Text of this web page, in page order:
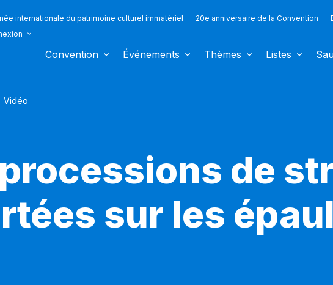
internationale du patrimoine culturel immatériel 20e anniversaire de la Convention
Convention Événements Thèmes Listes
Vidéo
de
sur les